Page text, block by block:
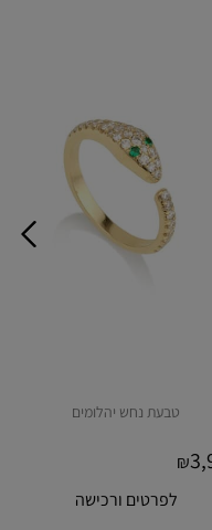
טבעת נחש יהלומים
₪
לפרטים ורכישה